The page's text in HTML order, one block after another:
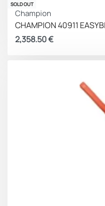
SOLD OUT
Champion
CHAMPION 40911
2,358.50€